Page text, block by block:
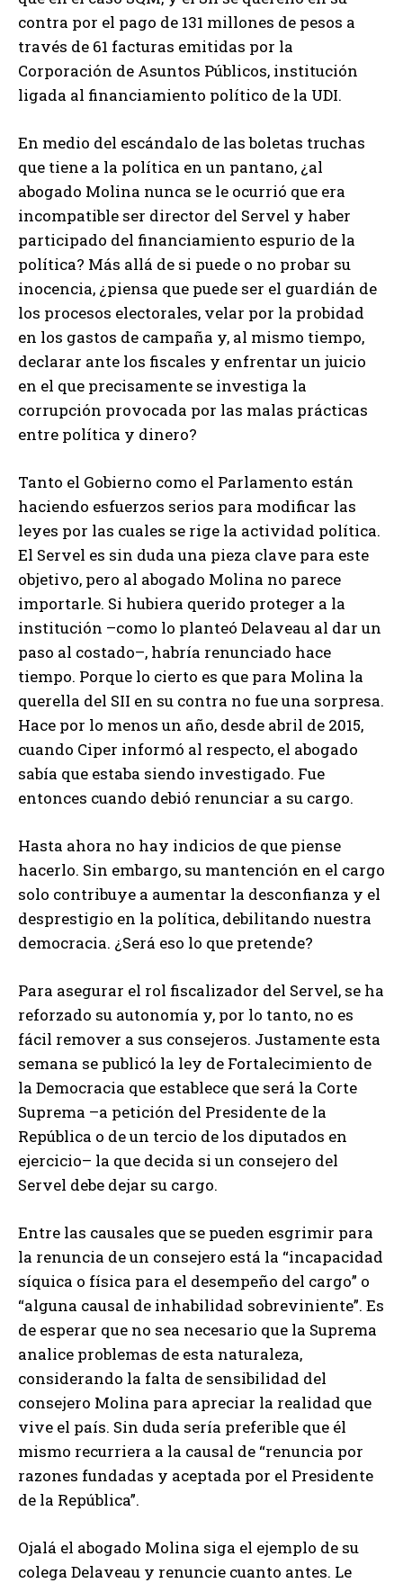
contra por el pago de 131 millones de pesos a
través de 61 facturas emitidas por la
Corporación de Asuntos Públicos, institución
ligada al financiamiento político de la UDI.
En medio del escándalo de las boletas truchas
que tiene a la política en un pantano, ¿al
abogado Molina nunca se le ocurrió que era
incompatible ser director del Servel y haber
participado del financiamiento espurio de la
política? Más allá de si puede o no probar su
inocencia, ¿piensa que puede ser el guardián de
los procesos electorales, velar por la probidad
en los gastos de campaña y, al mismo tiempo,
declarar ante los fiscales y enfrentar un juicio
en el que precisamente se investiga la
corrupción provocada por las malas prácticas
entre política y dinero?
Tanto el Gobierno como el Parlamento están
haciendo esfuerzos serios para modificar las
leyes por las cuales se rige la actividad política.
El Servel es sin duda una pieza clave para este
objetivo, pero al abogado Molina no parece
importarle. Si hubiera querido proteger a la
institución –como lo planteó Delaveau al dar un
paso al costado–, habría renunciado hace
tiempo. Porque lo cierto es que para Molina la
querella del SII en su contra no fue una sorpresa.
Hace por lo menos un año, desde abril de 2015,
cuando Ciper informó al respecto, el abogado
sabía que estaba siendo investigado. Fue
entonces cuando debió renunciar a su cargo.
Hasta ahora no hay indicios de que piense
hacerlo. Sin embargo, su mantención en el cargo
solo contribuye a aumentar la desconfianza y el
desprestigio en la política, debilitando nuestra
democracia. ¿Será eso lo que pretende?
Para asegurar el rol fiscalizador del Servel, se ha
reforzado su autonomía y, por lo tanto, no es
fácil remover a sus consejeros. Justamente esta
semana se publicó la ley de Fortalecimiento de
la Democracia que establece que será la Corte
Suprema –a petición del Presidente de la
República o de un tercio de los diputados en
ejercicio– la que decida si un consejero del
Servel debe dejar su cargo.
Entre las causales que se pueden esgrimir para
la renuncia de un consejero está la “incapacidad
síquica o física para el desempeño del cargo” o
“alguna causal de inhabilidad sobreviniente”. Es
de esperar que no sea necesario que la Suprema
analice problemas de esta naturaleza,
considerando la falta de sensibilidad del
consejero Molina para apreciar la realidad que
vive el país. Sin duda sería preferible que él
mismo recurriera a la causal de “renuncia por
razones fundadas y aceptada por el Presidente
de la República”.
Ojalá el abogado Molina siga el ejemplo de su
colega Delaveau y renuncie cuanto antes. Le